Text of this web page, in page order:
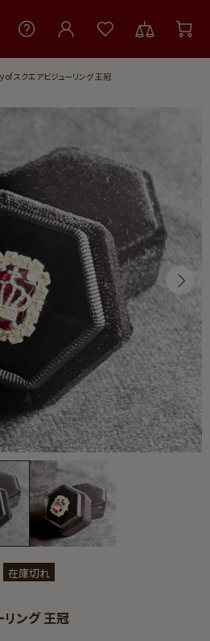
of スクエアビジューリング 王冠
在庫切れ
ング 王冠